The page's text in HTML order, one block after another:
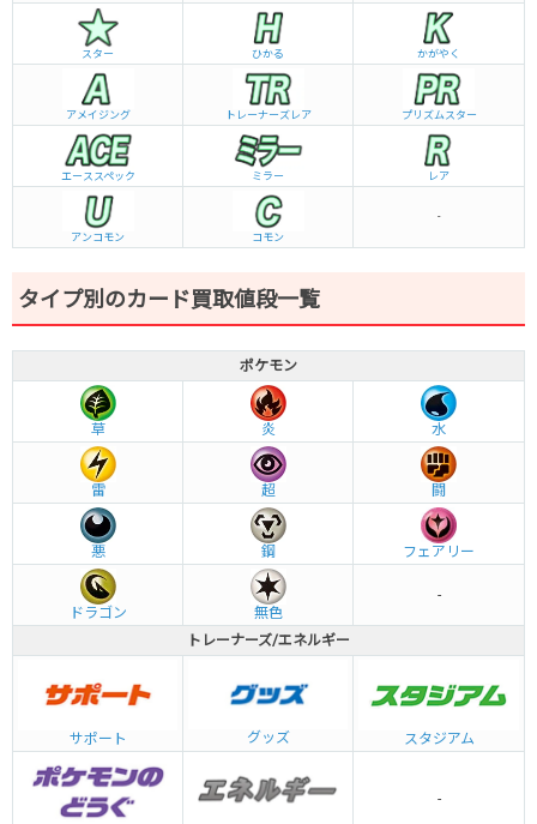
スター ひかる かがやく
アメイジング トレーナーズレア プリズムスター
エーススペック ミラー レア
アンコモン コモン
-
タイプ別のカード買取値段一覧
ポケモン
草 炎 水
雷 超 闘
悪 鋼 フェアリー
ドラゴン 無色
-
トレーナーズ/エネルギー
サポート グッズ スタジアム
-